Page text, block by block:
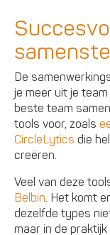
De
je meer uit je
beste team
tools voor, zoals
CircleLyticsdie
creëren.
Veel van deze
Belbin. Het komt
dezelfde types
maar in de